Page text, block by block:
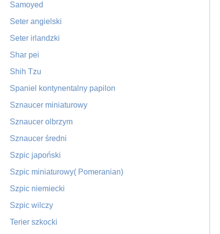
Samoyed
Seter angielski
Seter irlandzki
Shar pei
Shih Tzu
Spaniel kontynentalny papilon
Sznaucer miniaturowy
Sznaucer olbrzym
Sznaucer średni
Szpic japoński
Szpic miniaturowy( Pomeranian)
Szpic niemiecki
Szpic wilczy
Terier szkocki